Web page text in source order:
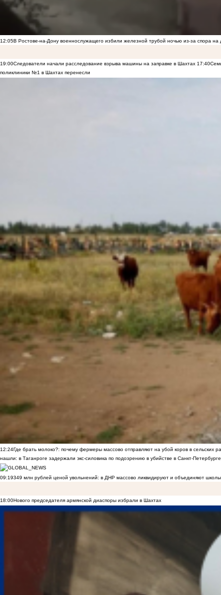
12:05В Ростове-на-Дону военнослужащего избили железной трубой ночью из-за спора на
19:00Следователи начали расследование взрыва машины на заправке в Шахтах 17:40
поликлиники №1 в Шахтах перенесли
12:24Где брать молоко?: почему фермеры массово отправляют на убой коров в сельских
нашли: в Таганроге задержали экс-силовика по подозрению в убийстве в Санкт-Петербурге
09:19349 млн рублей ценой увольнений: в ДНР массово ликвидируют и объединяют
18:00Нового председателя армянской диаспоры избрали в Шахтах